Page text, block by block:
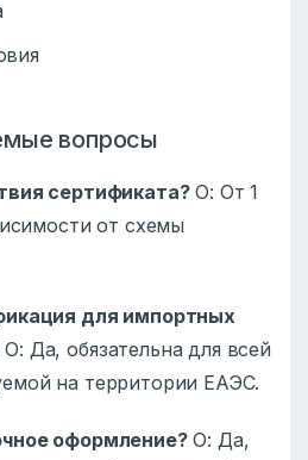
вопросы
сертификата?О: От 1
от схемы
для импортных
О: Да, обязательна для всей
на территории ЕАЭС.
оформление?О: Да,